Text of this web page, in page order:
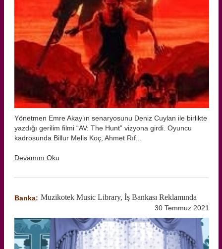
Yönetmen Emre Akay’ın senaryosunu Deniz Cuylan ile birlikte
yazdığı gerilim filmi “AV: The Hunt” vizyona girdi. Oyuncu
kadrosunda Billur Melis Koç, Ahmet Rıf...
Devamını Oku
Banka: Muzikotek Music Library, İş Bankası Reklamında
30 Temmuz 2021